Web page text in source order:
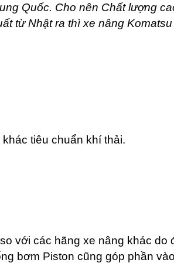
Quốc. Cho nên Chất lượng
từ Nhật ra thì xe nâng
tiêu chuẩn khí thải.
với các hãng xe nâng khác do
bơm Piston cũng góp phần